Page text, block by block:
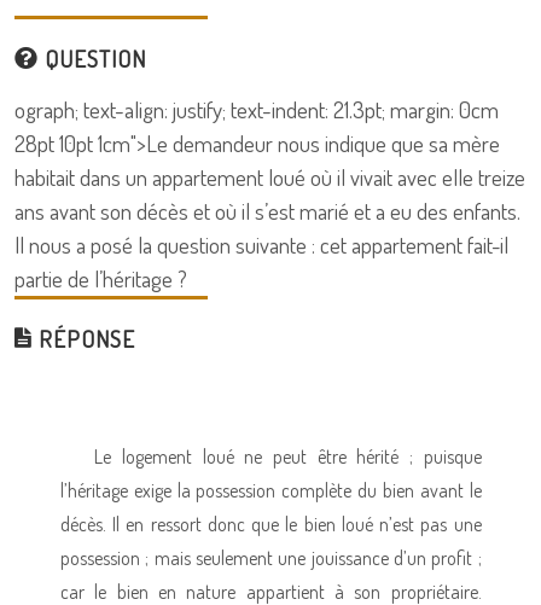
QUESTION
ograph; text-align: justify; text-indent: 21.3pt; margin: 0cm
28pt 10pt 1cm">Le demandeur nous indique que sa mère
habitait dans un appartement loué où il vivait avec elle treize
ans avant son décès et où il s’est marié et a eu des enfants.
Il nous a posé la question suivante : cet appartement fait-il
partie de l’héritage ?
RÉPONSE
Le logement loué ne peut être hérité ; puisque
l’héritage exige la possession complète du bien avant le
décès. Il en ressort donc que le bien loué n’est pas une
possession ; mais seulement une jouissance d’un profit ;
car le bien en nature appartient à son propriétaire.